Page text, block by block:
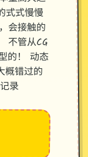
式式慢慢
会接触的
不管从CG
的！ 动态
概错过的
录